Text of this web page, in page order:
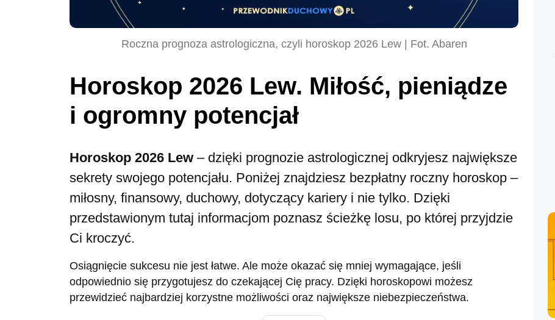
Roczna prognoza astrologiczna, czyli horoskop 2026 Lew | Fot. Abaren
Horoskop 2026 Lew. Miłość, pieniądze
i ogromny potencjał
Horoskop 2026 Lew – dzięki prognozie astrologicznej odkryjesz największe
sekrety swojego potencjału. Poniżej znajdziesz bezpłatny roczny horoskop –
miłosny, finansowy, duchowy, dotyczący kariery i nie tylko. Dzięki
przedstawionym tutaj informacjom poznasz ścieżkę losu, po której przyjdzie
Ci kroczyć.
Osiągnięcie sukcesu nie jest łatwe. Ale może okazać się mniej wymagające, jeśli
odpowiednio się przygotujesz do czekającej Cię pracy. Dzięki horoskopowi możesz
przewidzieć najbardziej korzystne możliwości oraz największe niebezpieczeństwa.